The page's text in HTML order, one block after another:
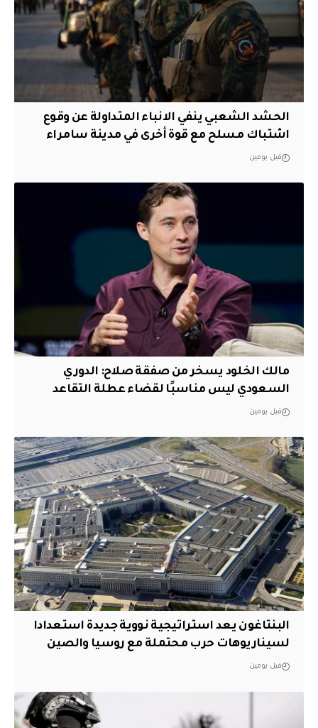
الحشد الشعبي ينفي الانباء المتداولة عن وقوع
اشتباك مسلح مع قوة أخرى في مدينة سامراء
قبل يومين
مالك الخلود يسخر من صفقة صلاح: الدوري
السعودي ليس مناسبًا لقضاء عطلة التقاعد
قبل يومين
البنتاغون يعد استراتيجية نووية جديدة استعدادا
لسيناريوهات حرب محتملة مع روسيا والصين
قبل يومين